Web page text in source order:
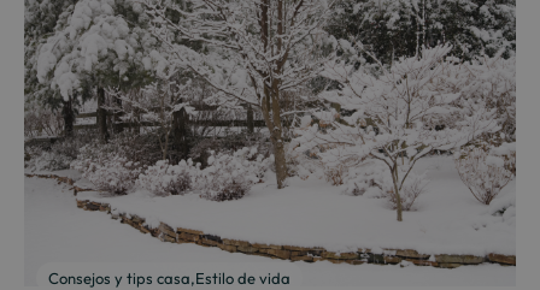
Consejos y tips casa,Estilo de vida